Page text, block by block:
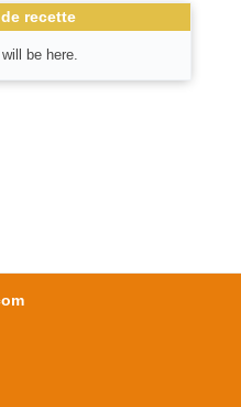
recette
be here.